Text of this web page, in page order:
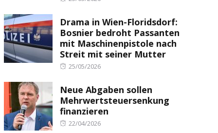
Drama in Wien-Floridsdorf:
Bosnier bedroht Passanten
mit Maschinenpistole nach
Streit mit seiner Mutter
Posted
25/05/2026
Neue Abgaben sollen
Mehrwertsteuersenkung
finanzieren
Posted
22/04/2026